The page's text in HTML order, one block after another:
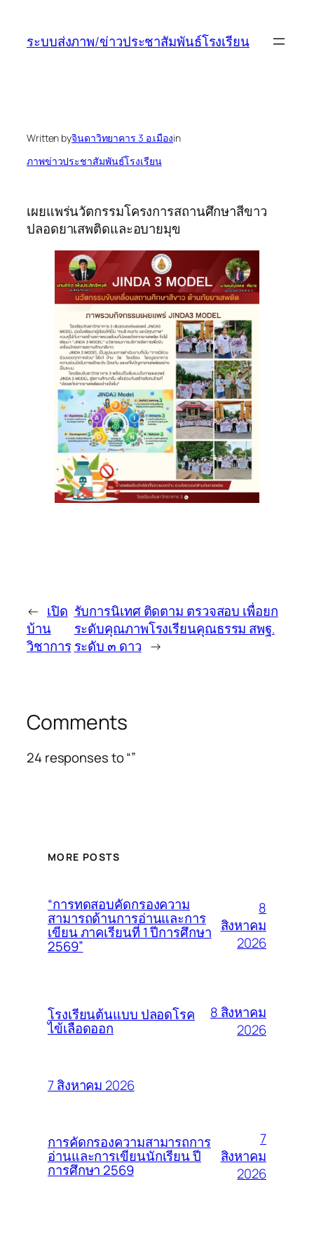
ระบบส่งภาพ/ข่าวประชาสัมพันธ์โรงเรียน
Written byจินดาวิทยาคาร 3 อ.เมืองin
ภาพข่าวประชาสัมพันธ์โรงเรียน
เผยแพร่นวัตกรรมโครงการสถานศึกษาสีขาว
ปลอดยาเสพติดและอบายมุข
← เปิด
บ้าน
วิชาการ
รับการนิเทศ ติดตาม ตรวจสอบ เพื่อยก
ระดับคุณภาพโรงเรียนคุณธรรม สพฐ.
ระดับ ๓ ดาว →
Comments
24 responses to “”
MORE POSTS
“การทดสอบคัดกรองความ
สามารถด้านการอ่านและการ
เขียน ภาคเรียนที่ 1 ปีการศึกษา
2569”
8
สิงหาคม
2026
โรงเรียนต้นแบบ ปลอดโรค
ไข้เลือดออก
8 สิงหาคม
2026
7 สิงหาคม 2026
การคัดกรองความสามารถการ
อ่านและการเขียนนักเรียน ปี
การศึกษา 2569
7
สิงหาคม
2026